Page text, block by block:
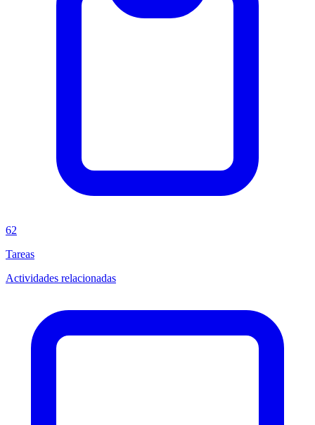
62
Tareas
Actividades relacionadas